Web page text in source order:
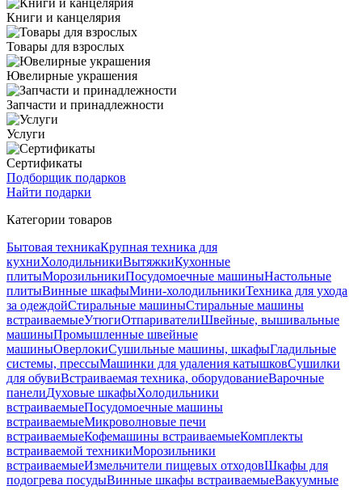
Книги и канцелярия
Товары для взрослых
Ювелирные украшения
Запчасти и принадлежности
Услуги
Сертификаты
Подборщик подарков
Найти подарки
Категории товаров
Бытовая техникаКрупная техника для
кухниХолодильникиВытяжкиКухонные
плитыМорозильникиПосудомоечные машиныНастольные
плитыВинные шкафыМини-холодильникиТехника для ухода
за одеждойСтиральные машиныСтиральные машины
встраиваемыеУтюгиОтпаривателиШвейные, вышивальные
машиныПромышленные швейные
машиныОверлокиСушильные машины, шкафыГладильные
системы, прессыМашинки для удаления катышковСушилки
для обувиВстраиваемая техника, оборудованиеВарочные
панелиДуховые шкафыХолодильники
встраиваемыеПосудомоечные машины
встраиваемыеМикроволновые печи
встраиваемыеКофемашины встраиваемыеКомплекты
встраиваемой техникиМорозильники
встраиваемыеИзмельчители пищевых отходовШкафы для
подогрева посудыВинные шкафы встраиваемыеВакуумные